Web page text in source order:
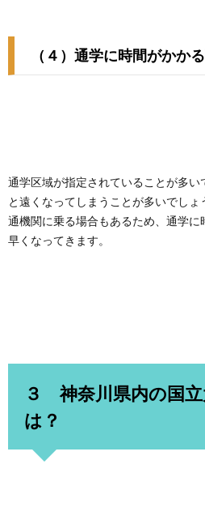
（４）通学に時間がかか
通学区域が指定されていることが多
と遠くなってしまうことが多いでし
通機関に乗る場合もあるため、通学に
早くなってきます。
３ 神奈川県内の国
は？